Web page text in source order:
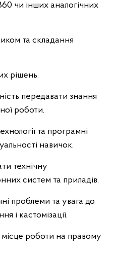
чи інших аналогічних
та складання
рішень.
передавати знання
роботи.
та програмні
навичок.
технічну
систем та приладів.
проблеми та увага до
і кастомізації.
роботи на правому